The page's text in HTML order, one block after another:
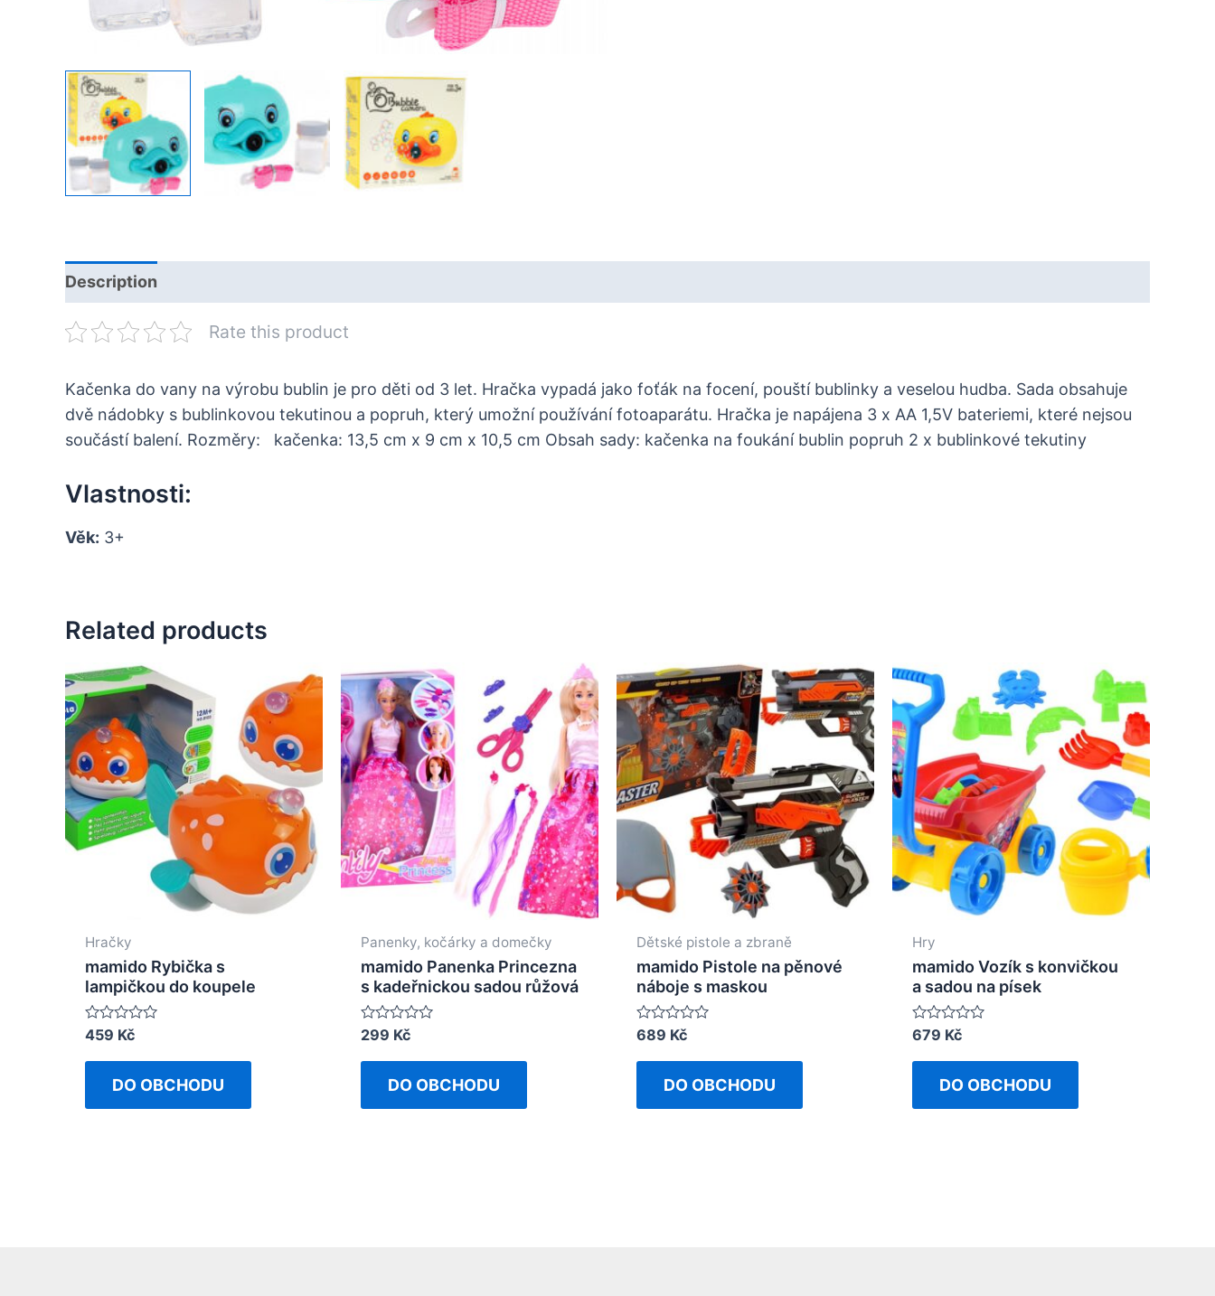
Description
Rate this product
Kačenka do vany na výrobu bublin je pro děti od 3 let. Hračka vypadá jako foťák na focení, pouští bublinky a veselou hudba. Sada obsahuje
dvě nádobky s bublinkovou tekutinou a popruh, který umožní používání fotoaparátu. Hračka je napájena 3 x AA 1,5V bateriemi, které nejsou
součástí balení. Rozměry: kačenka: 13,5 cm x 9 cm x 10,5 cm Obsah sady: kačenka na foukání bublin popruh 2 x bublinkové tekutiny
Vlastnosti:
Věk: 3+
Related products
Hračky
mamido Rybička s
lampičkou do koupele
Rated
out
459 Kč
DO OBCHODU
Panenky, kočárky a domečky
mamido Panenka Princezna
s kadeřnickou sadou růžová
Rated
out
299 Kč
DO OBCHODU
Dětské pistole a zbraně
mamido Pistole na pěnové
náboje s maskou
Rated
out
689 Kč
DO OBCHODU
Hry
mamido Vozík s konvičkou
a sadou na písek
Rated
out
679 Kč
DO OBCHODU